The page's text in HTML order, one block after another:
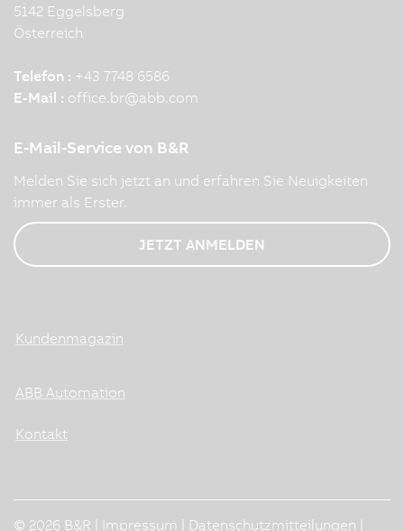
5142 Eggelsberg
Österreich
Telefon : +43 7748 6586
E-Mail : office.br@abb.com
E-Mail-Service von B&R
Melden Sie sich jetzt an und erfahren Sie Neuigkeiten
immer als Erster.
JETZT ANMELDEN
Kundenmagazin
ABB Automation
Kontakt
© 2026 B&R | Impressum Datenschutzmitteilungen